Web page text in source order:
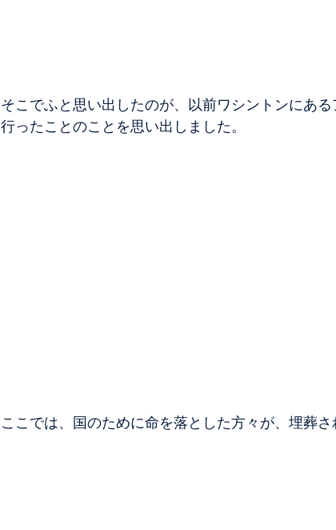
そこでふと思い出したのが、以前ワシントンにあ
行ったことのことを思い出しました。
ここでは、国のために命を落とした方々が、埋葬さ